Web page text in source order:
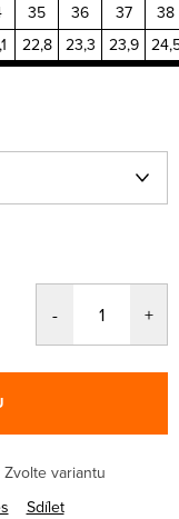
35 36 37
38
22,8 23,3 23,9
Zvolte variantu
Sdílet